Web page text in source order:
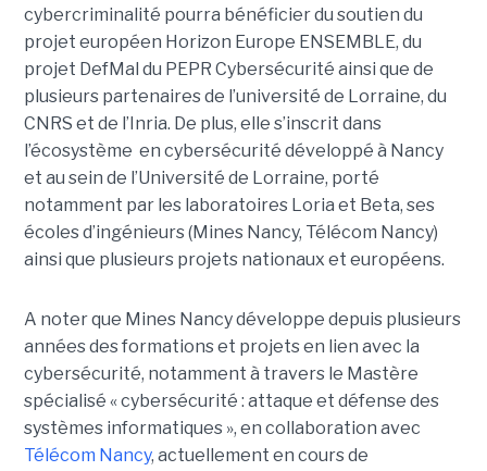
cybercriminalité pourra bénéficier du soutien du
projet européen Horizon Europe ENSEMBLE, du
projet DefMal du PEPR Cybersécurité ainsi que de
plusieurs partenaires de l’université de Lorraine, du
CNRS et de l’Inria. De plus, elle s’inscrit dans
l’écosystème en cybersécurité développé à Nancy
et au sein de l’Université de Lorraine, porté
notamment par les laboratoires Loria et Beta, ses
écoles d’ingénieurs (Mines Nancy, Télécom Nancy)
ainsi que plusieurs projets nationaux et européens.
A noter que Mines Nancy développe depuis plusieurs
années des formations et projets en lien avec la
cybersécurité, notamment à travers le Mastère
spécialisé « cybersécurité : attaque et défense des
systèmes informatiques », en collaboration avec
Télécom Nancy, actuellement en cours de